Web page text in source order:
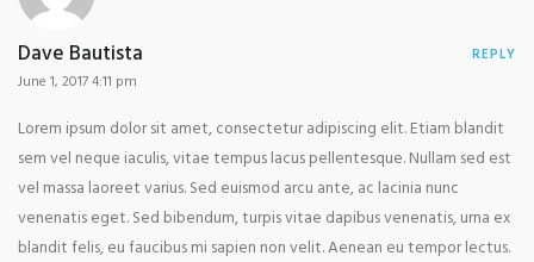
Dave Bautista REPLY
June 1, 2017 4:11 pm
Lorem ipsum dolor sit amet, consectetur adipiscing elit. Etiam blandit
sem vel neque iaculis, vitae tempus lacus pellentesque. Nullam sed est
vel massa laoreet varius. Sed euismod arcu ante, ac lacinia nunc
venenatis eget. Sed bibendum, turpis vitae dapibus venenatis, urna ex
blandit felis, eu faucibus mi sapien non velit. Aenean eu tempor lectus.